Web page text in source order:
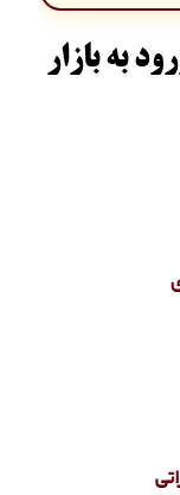
به بازار